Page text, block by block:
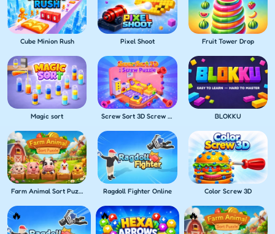
Cube Minion Rush Pixel Shoot Fruit Tower Drop
Magic sort Screw Sort 3D Screw Puzzle BLOKKU
Farm Animal Sort Puzzle Ragdoll Fighter Online Color Screw 3D